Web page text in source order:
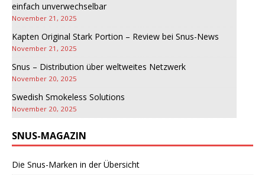
einfach unverwechselbar
November 21, 2025
Kapten Original Stark Portion – Review bei Snus-News
November 21, 2025
Snus – Distribution über weltweites Netzwerk
November 20, 2025
Swedish Smokeless Solutions
November 20, 2025
SNUS-MAGAZIN
Die Snus-Marken in der Übersicht